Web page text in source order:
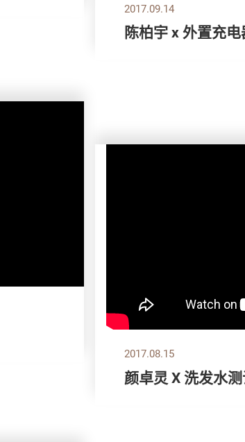
2017.09.14
陈柏宇 x 外置充电
2017.08.15
颜卓灵 X 洗发水